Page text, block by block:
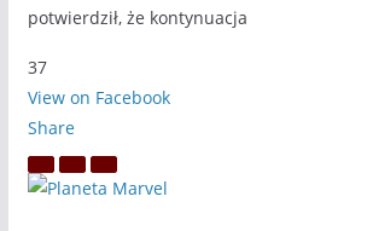
potwierdził, że kontynuacja
37
View on Facebook
Share